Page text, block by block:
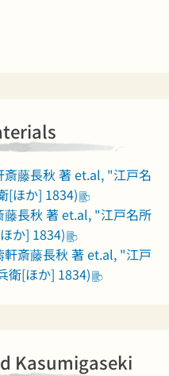
斎藤長秋 著 et.al, "江戸名
[ほか] 1834)
藤長秋 著 et.al, "江戸名所
か] 1834)
軒斎藤長秋 著 et.al, "江戸
衛[ほか] 1834)
Kasumigaseki